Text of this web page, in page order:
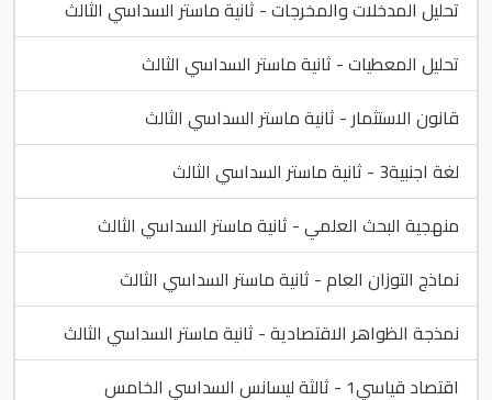
تحليل المدخلات والمخرجات - ثانية ماستر السداسي الثالث
تحليل المعطيات - ثانية ماستر السداسي الثالث
قانون الاستثمار - ثانية ماستر السداسي الثالث
لغة اجنبية3 - ثانية ماستر السداسي الثالث
منهجية البحث العلمي - ثانية ماستر السداسي الثالث
نماذج التوزان العام - ثانية ماستر السداسي الثالث
نمذجة الظواهر الاقتصادية - ثانية ماستر السداسي الثالث
اقتصاد قياسي1 - ثالثة ليسانس السداسي الخامس